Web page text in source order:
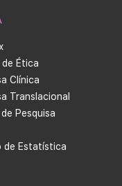
Ética
Clínica
Translacional
Pesquisa
de Estatística